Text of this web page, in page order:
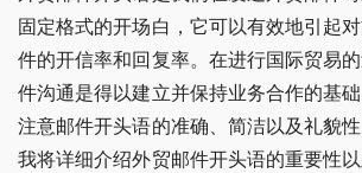
固定格式的开场白，它可以有效地引起
件的开信率和回复率。在进行国际贸易
件沟通是得以建立并保持业务合作的基
注意邮件开头语的准确、简洁以及礼貌
我将详细介绍外贸邮件开头语的重要性